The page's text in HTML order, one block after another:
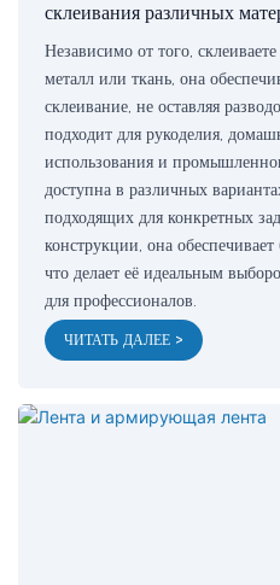
склеивания различных
Независимо от того,
металл или ткань, она
склеивание, не оставляя
подходит для рукоделия,
использования и
доступна в различных
подходящих для конкретных
конструкции, она
что делает её идеальным
для профессионалов.
ЧИТАТЬ ДАЛЕЕ >